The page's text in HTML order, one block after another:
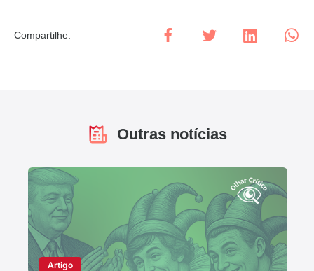
Compartilhe:
Outras notícias
Artigo